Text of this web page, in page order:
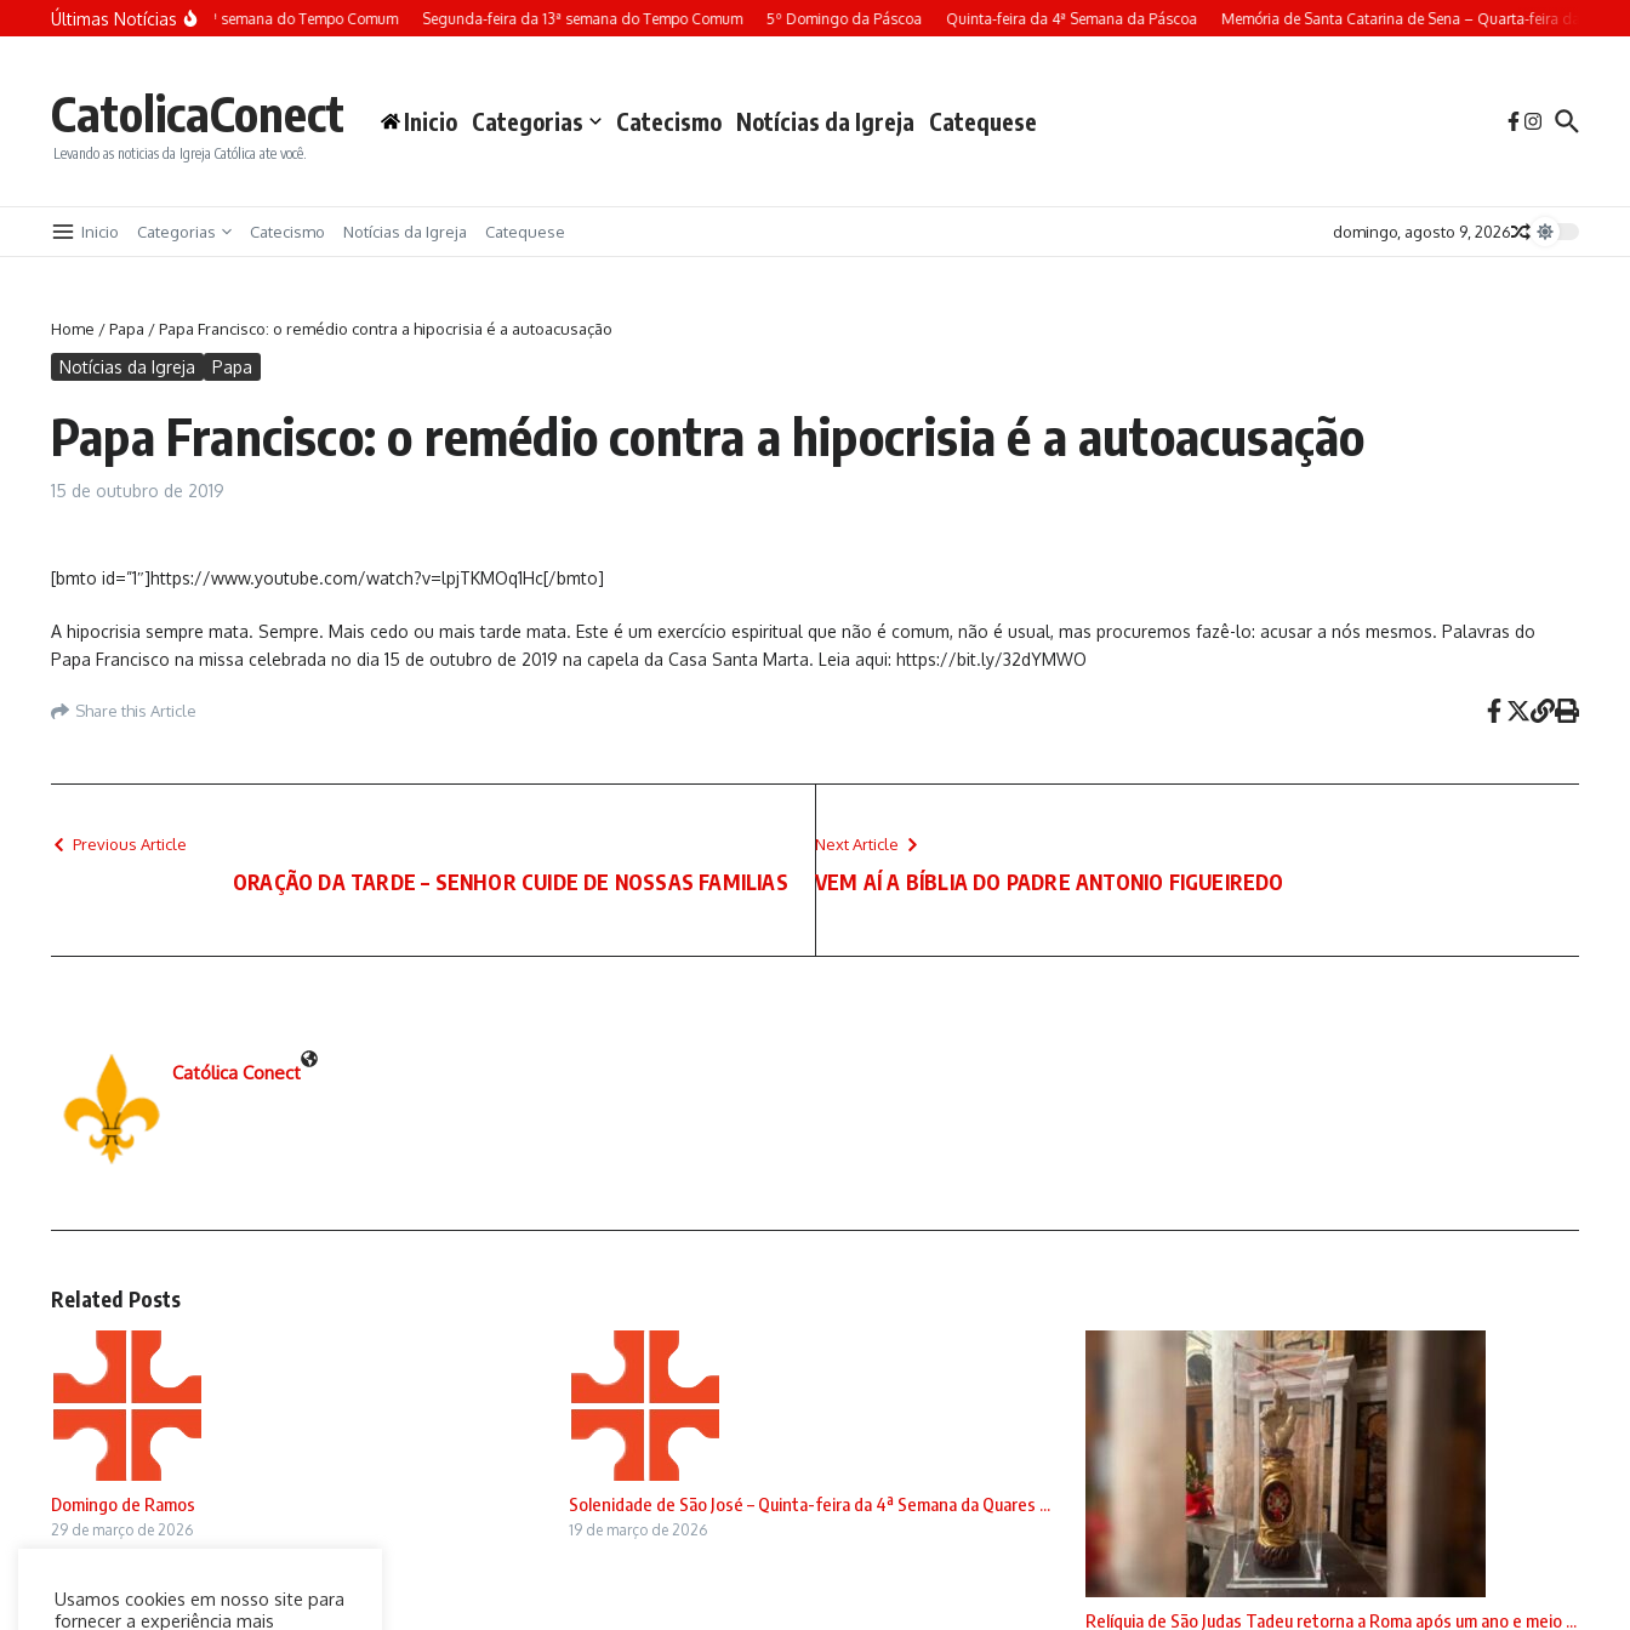
Ir para o conteúdo
Últimas Notícias
Terça-feira da 13ª semana do Tempo Comum Segunda-feira da 13ª semana do Tempo Comum 5º Domingo da Páscoa Quinta-feira da 4ª Semana da Páscoa Memória de Santa Catarina de Sena – Quarta-feira da 4ª
CatolicaConect
Levando as noticias da Igreja Católica ate você.
Inicio Categorias Catecismo Notícias da Igreja Catequese
Inicio Categorias Catecismo Notícias da Igreja Catequese domingo, agosto 9, 2026
Home /Papa /Papa Francisco: o remédio contra a hipocrisia é a autoacusação
Notícias da Igreja Papa
Papa Francisco: o remédio contra a hipocrisia é a autoacusação
15 de outubro de 2019
[bmto id=”1″]https://www.youtube.com/watch?v=lpjTKMOq1Hc[/bmto]
A hipocrisia sempre mata. Sempre. Mais cedo ou mais tarde mata. Este é um exercício espiritual que não é comum, não é usual, mas procuremos fazê-lo: acusar a nós mesmos. Palavras do
Papa Francisco na missa celebrada no dia 15 de outubro de 2019 na capela da Casa Santa Marta. Leia aqui: https://bit.ly/32dYMWO
Share this Article
Previous Article
ORAÇÃO DA TARDE – SENHOR CUIDE DE NOSSAS FAMILIAS
Next Article
VEM AÍ A BÍBLIA DO PADRE ANTONIO FIGUEIREDO
Católica Conect
Related Posts
Domingo de Ramos
29 de março de 2026
Solenidade de São José – Quinta-feira da 4ª Semana da Quares ...
19 de março de 2026
Relíquia de São Judas Tadeu retorna a Roma após um ano e meio ...
Usamos cookies em nosso site para
fornecer a experiência mais